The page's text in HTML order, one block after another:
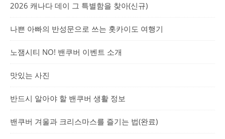
2026 캐나다 데이 그 특별함을 찾아(신규)
나쁜 아빠의 반성문으로 쓰는 홋카이도 여행기
노잼시티 NO! 밴쿠버 이벤트 소개
맛있는 사진
반드시 알아야 할 밴쿠버 생활 정보
밴쿠버 겨울과 크리스마스를 즐기는 법(완료)